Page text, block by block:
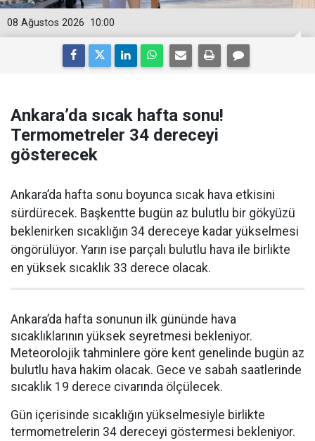
10:00
08 Ağustos 2026
Ankara’da sıcak hafta sonu!
Termometreler 34 dereceyi
gösterecek
Ankara’da hafta sonu boyunca sıcak hava etkisini
sürdürecek. Başkentte bugün az bulutlu bir gökyüzü
beklenirken sıcaklığın 34 dereceye kadar yükselmesi
öngörülüyor. Yarın ise parçalı bulutlu hava ile birlikte
en yüksek sıcaklık 33 derece olacak.
Ankara’da hafta sonunun ilk gününde hava
sıcaklıklarının yüksek seyretmesi bekleniyor.
Meteorolojik tahminlere göre kent genelinde bugün az
bulutlu hava hakim olacak. Gece ve sabah saatlerinde
sıcaklık 19 derece civarında ölçülecek.
Gün içerisinde sıcaklığın yükselmesiyle birlikte
termometrelerin 34 dereceyi göstermesi bekleniyor.